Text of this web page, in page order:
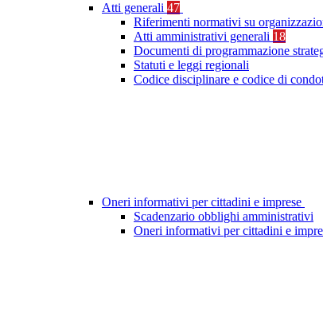
Atti generali 47
Riferimenti normativi su
Atti amministrativi generali 18
Documenti di programmazione
Statuti e leggi regionali
Codice disciplinare e codice di
Oneri informativi per cittadini e imprese
Scadenzario obblighi amministrativi
Oneri informativi per cittadini e